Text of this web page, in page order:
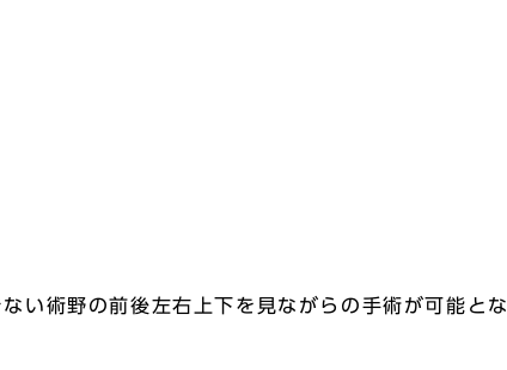
い術野の前後左右上下を見ながらの手術が可能とな